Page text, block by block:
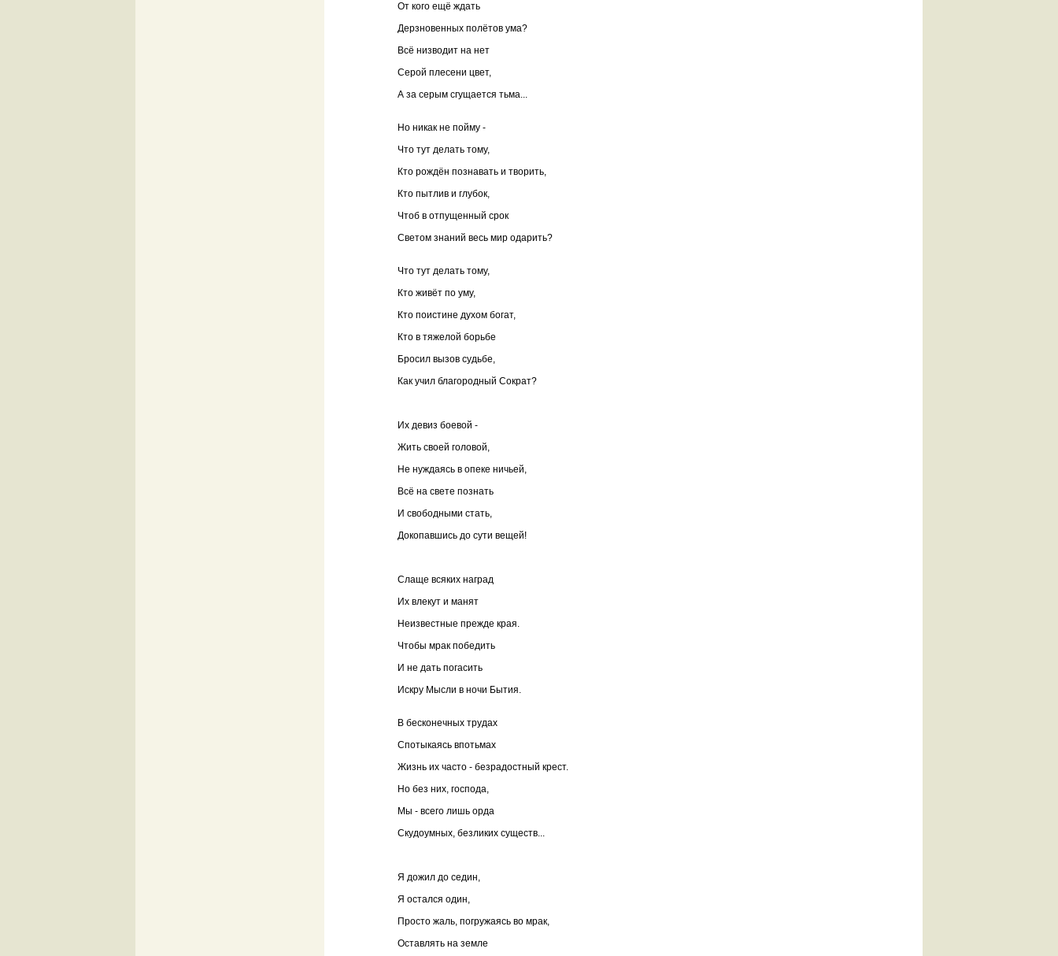
От кого ещё ждать
Дерзновенных полётов ума?
Всё низводит на нет
Серой плесени цвет,
А за серым сгущается тьма...
Но никак не пойму -
Что тут делать тому,
Кто рождён познавать и творить,
Кто пытлив и глубок,
Чтоб в отпущенный срок
Светом знаний весь мир одарить?
Что тут делать тому,
Кто живёт по уму,
Кто поистине духом богат,
Кто в тяжелой борьбе
Бросил вызов судьбе,
Как учил благородный Сократ?
Их девиз боевой -
Жить своей головой,
Не нуждаясь в опеке ничьей,
Всё на свете познать
И свободными стать,
Докопавшись до сути вещей!
Слаще всяких наград
Их влекут и манят
Неизвестные прежде края.
Чтобы мрак победить
И не дать погасить
Искру Мысли в ночи Бытия.
В бесконечных трудах
Спотыкаясь впотьмах
Жизнь их часто - безрадостный крест.
Но без них, господа,
Мы - всего лишь орда
Скудоумных, безликих существ...
Я дожил до седин,
Я остался один,
Просто жаль, погружаясь во мрак,
Оставлять на земле